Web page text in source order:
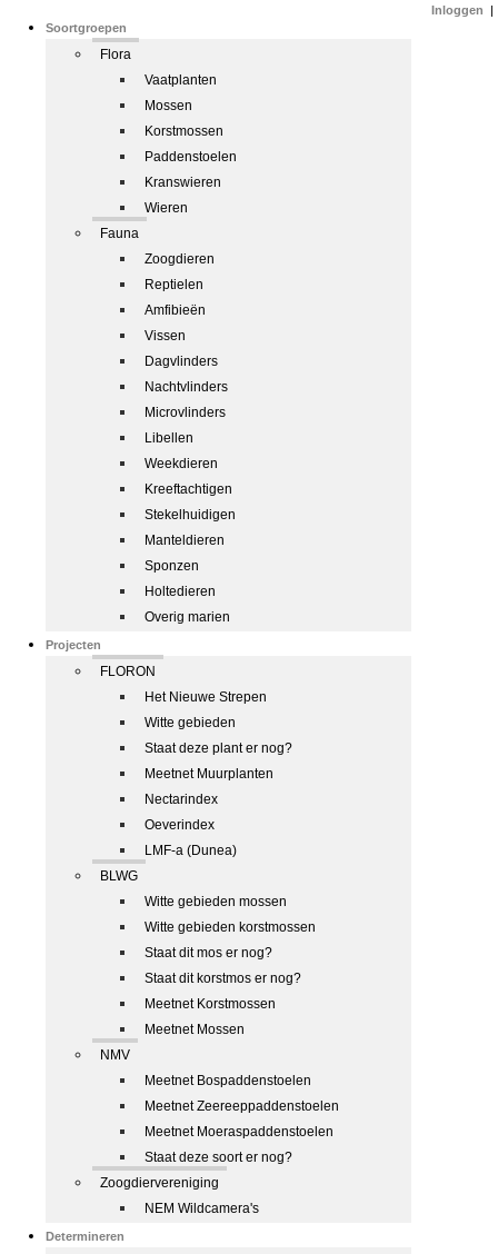
Soortgroepen
Flora
Vaatplanten
Mossen
Korstmossen
Paddenstoelen
Kranswieren
Wieren
Fauna
Zoogdieren
Reptielen
Amfibieën
Vissen
Dagvlinders
Nachtvlinders
Microvlinders
Libellen
Weekdieren
Kreeftachtigen
Stekelhuidigen
Manteldieren
Sponzen
Holtedieren
Overig marien
Projecten
FLORON
Het Nieuwe Strepen
Witte gebieden
Staat deze plant er nog?
Meetnet Muurplanten
Nectarindex
Oeverindex
LMF-a (Dunea)
BLWG
Witte gebieden mossen
Witte gebieden korstmossen
Staat dit mos er nog?
Staat dit korstmos er nog?
Meetnet Korstmossen
Meetnet Mossen
NMV
Meetnet Bospaddenstoelen
Meetnet Zeereeppaddenstoelen
Meetnet Moeraspaddenstoelen
Staat deze soort er nog?
Zoogdiervereniging
NEM Wildcamera's
Determineren
Inloggen |